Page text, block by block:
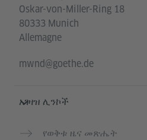
Oskar-von-Miller-Ring 18
80333 Munich
Allemagne
mwnd@goethe.de
አገዛዝ ሊንኮች
የወቅቱ ዜና መጽሔት